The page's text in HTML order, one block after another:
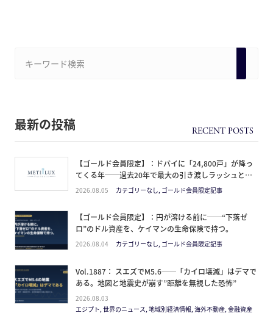
最新の投稿
【ゴールド会員限定】：ドバイに「24,800戸」が降っ
てくる年──過去20年で最大の引き渡しラッシュと、
ミサイルが崩した“安全神話”。2027年の供給ピーク
2026.08.05 カテゴリーなし, ゴールド会員限定記事
【ゴールド会員限定】：円が溶ける前に──“下落ゼ
ロ”のドル資産を、ケイマンの生命保険で持つ。
2026.08.04 カテゴリーなし, ゴールド会員限定記事
Vol.1887： スエズでM5.6──「カイロ壊滅」はデマで
ある。地図と地震史が崩す”距離を無視した恐怖”
2026.08.03
エジプト, 世界のニュース, 地域別経済情報, 海外不動産, 金融資産